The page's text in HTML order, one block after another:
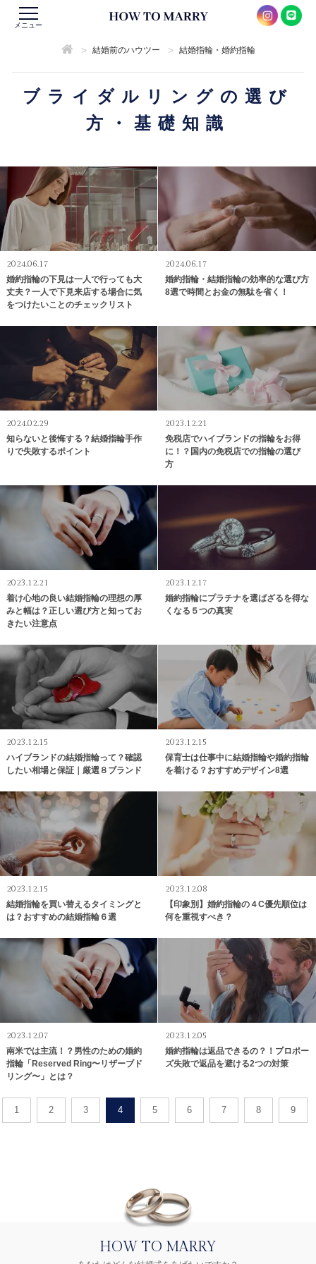
メニュー
> 結婚前のハウツー > 結婚指輪・婚約指輪
ブライダルリングの選び
方・基礎知識
2024.06.17
婚約指輪の下見は一人で行っても大
丈夫？一人で下見来店する場合に気
をつけたいことのチェックリスト
2024.06.17
婚約指輪・結婚指輪の効率的な選び方
8選で時間とお金の無駄を省く！
2024.02.29
知らないと後悔する？結婚指輪手作
りで失敗するポイント
2023.12.21
免税店でハイブランドの指輪をお得
に！？国内の免税店での指輪の選び
方
2023.12.21
着け心地の良い結婚指輪の理想の厚
みと幅は？正しい選び方と知ってお
きたい注意点
2023.12.17
婚約指輪にプラチナを選ばざるを得な
くなる５つの真実
2023.12.15
ハイブランドの結婚指輪って？確認
したい相場と保証｜厳選８ブランド
2023.12.15
保育士は仕事中に結婚指輪や婚約指輪
を着ける？おすすめデザイン8選
2023.12.15
結婚指輪を買い替えるタイミングと
は？おすすめの結婚指輪６選
2023.12.08
【印象別】婚約指輪の４C優先順位は
何を重視すべき？
2023.12.07
南米では主流！？男性のための婚約
指輪「Reserved Ring〜リザーブド
リング〜」とは？
2023.12.05
婚約指輪は返品できるの？！プロポー
ズ失敗で返品を避ける2つの対策
1 2 3 4 5 6 7 8 9
HOW TO MARRY